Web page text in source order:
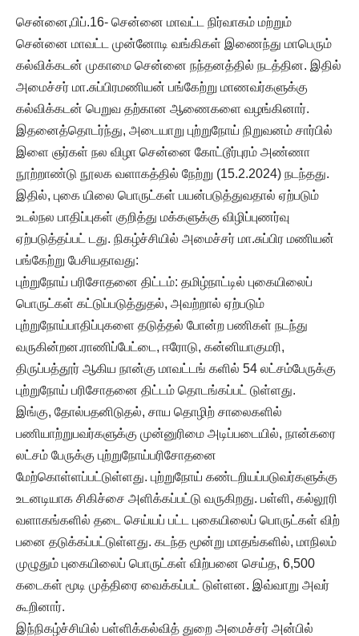
சென்னை,பிப்.16- சென்னை மாவட்ட நிர்வாகம் மற்றும்
சென்னை மாவட்ட முன்னோடி வங்கிகள் இணைந்து மாபெரும்
கல்விக்கடன் முகாமை சென்னை நந்தனத்தில் நடத்தின. இதில்
அமைச்சர் மா.சுப்பிரமணியன் பங்கேற்று மாணவர்களுக்கு
கல்விக்கடன் பெறுவ தற்கான ஆணைகளை வழங்கினார்.
இதனைத்தொடர்ந்து, அடையாறு புற்றுநோய் நிறுவனம் சார்பில்
இளை ஞர்கள் நல விழா சென்னை கோட்டூர்புரம் அண்ணா
நூற்றாண்டு நூலக வளாகத்தில் நேற்று (15.2.2024) நடந்தது.
இதில், புகை யிலை பொருட்கள் பயன்படுத்துவதால் ஏற்படும்
உடல்நல பாதிப்புகள் குறித்து மக்களுக்கு விழிப்புணர்வு
ஏற்படுத்தப்பட் டது. நிகழ்ச்சியில் அமைச்சர் மா.சுப்பிர மணியன்
பங்கேற்று பேசியதாவது:
புற்றுநோய் பரிசோதனை திட்டம்: தமிழ்நாட்டில் புகையிலைப்
பொருட்கள் கட்டுப்படுத்துதல், அவற்றால் ஏற்படும்
புற்றுநோய்பாதிப்புகளை தடுத்தல் போன்ற பணிகள் நடந்து
வருகின்றன.ராணிப்பேட்டை, ஈரோடு, கன்னியாகுமரி,
திருப்பத்தூர் ஆகிய நான்கு மாவட்டங் களில் 54 லட்சம்பேருக்கு
புற்றுநோய் பரிசோதனை திட்டம் தொடங்கப்பட் டுள்ளது.
இங்கு, தோல்பதனிடுதல், சாய தொழிற் சாலைகளில்
பணியாற்றுபவர்களுக்கு முன்னுரிமை அடிப்படையில், நான்கரை
லட்சம் பேருக்கு புற்றுநோய்பரிசோதனை
மேற்கொள்ளப்பட்டுள்ளது. புற்றுநோய் கண்டறியப்படுவர்களுக்கு
உடனடியாக சிகிச்சை அளிக்கப்பட்டு வருகிறது. பள்ளி, கல்லூரி
வளாகங்களில் தடை செய்யப் பட்ட புகையிலைப் பொருட்கள் விற்
பனை தடுக்கப்பட்டுள்ளது. கடந்த மூன்று மாதங்களில், மாநிலம்
முழுதும் புகையிலைப் பொருட்கள் விற்பனை செய்த, 6,500
கடைகள் மூடி முத்திரை வைக்கப்பட் டுள்ளன. இவ்வாறு அவர்
கூறினார்.
இந்நிகழ்ச்சியில் பள்ளிக்கல்வித் துறை அமைச்சர் அன்பில்